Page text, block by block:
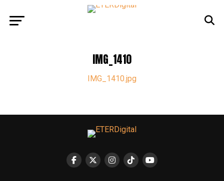
IMG_1410
IMG_1410.jpg